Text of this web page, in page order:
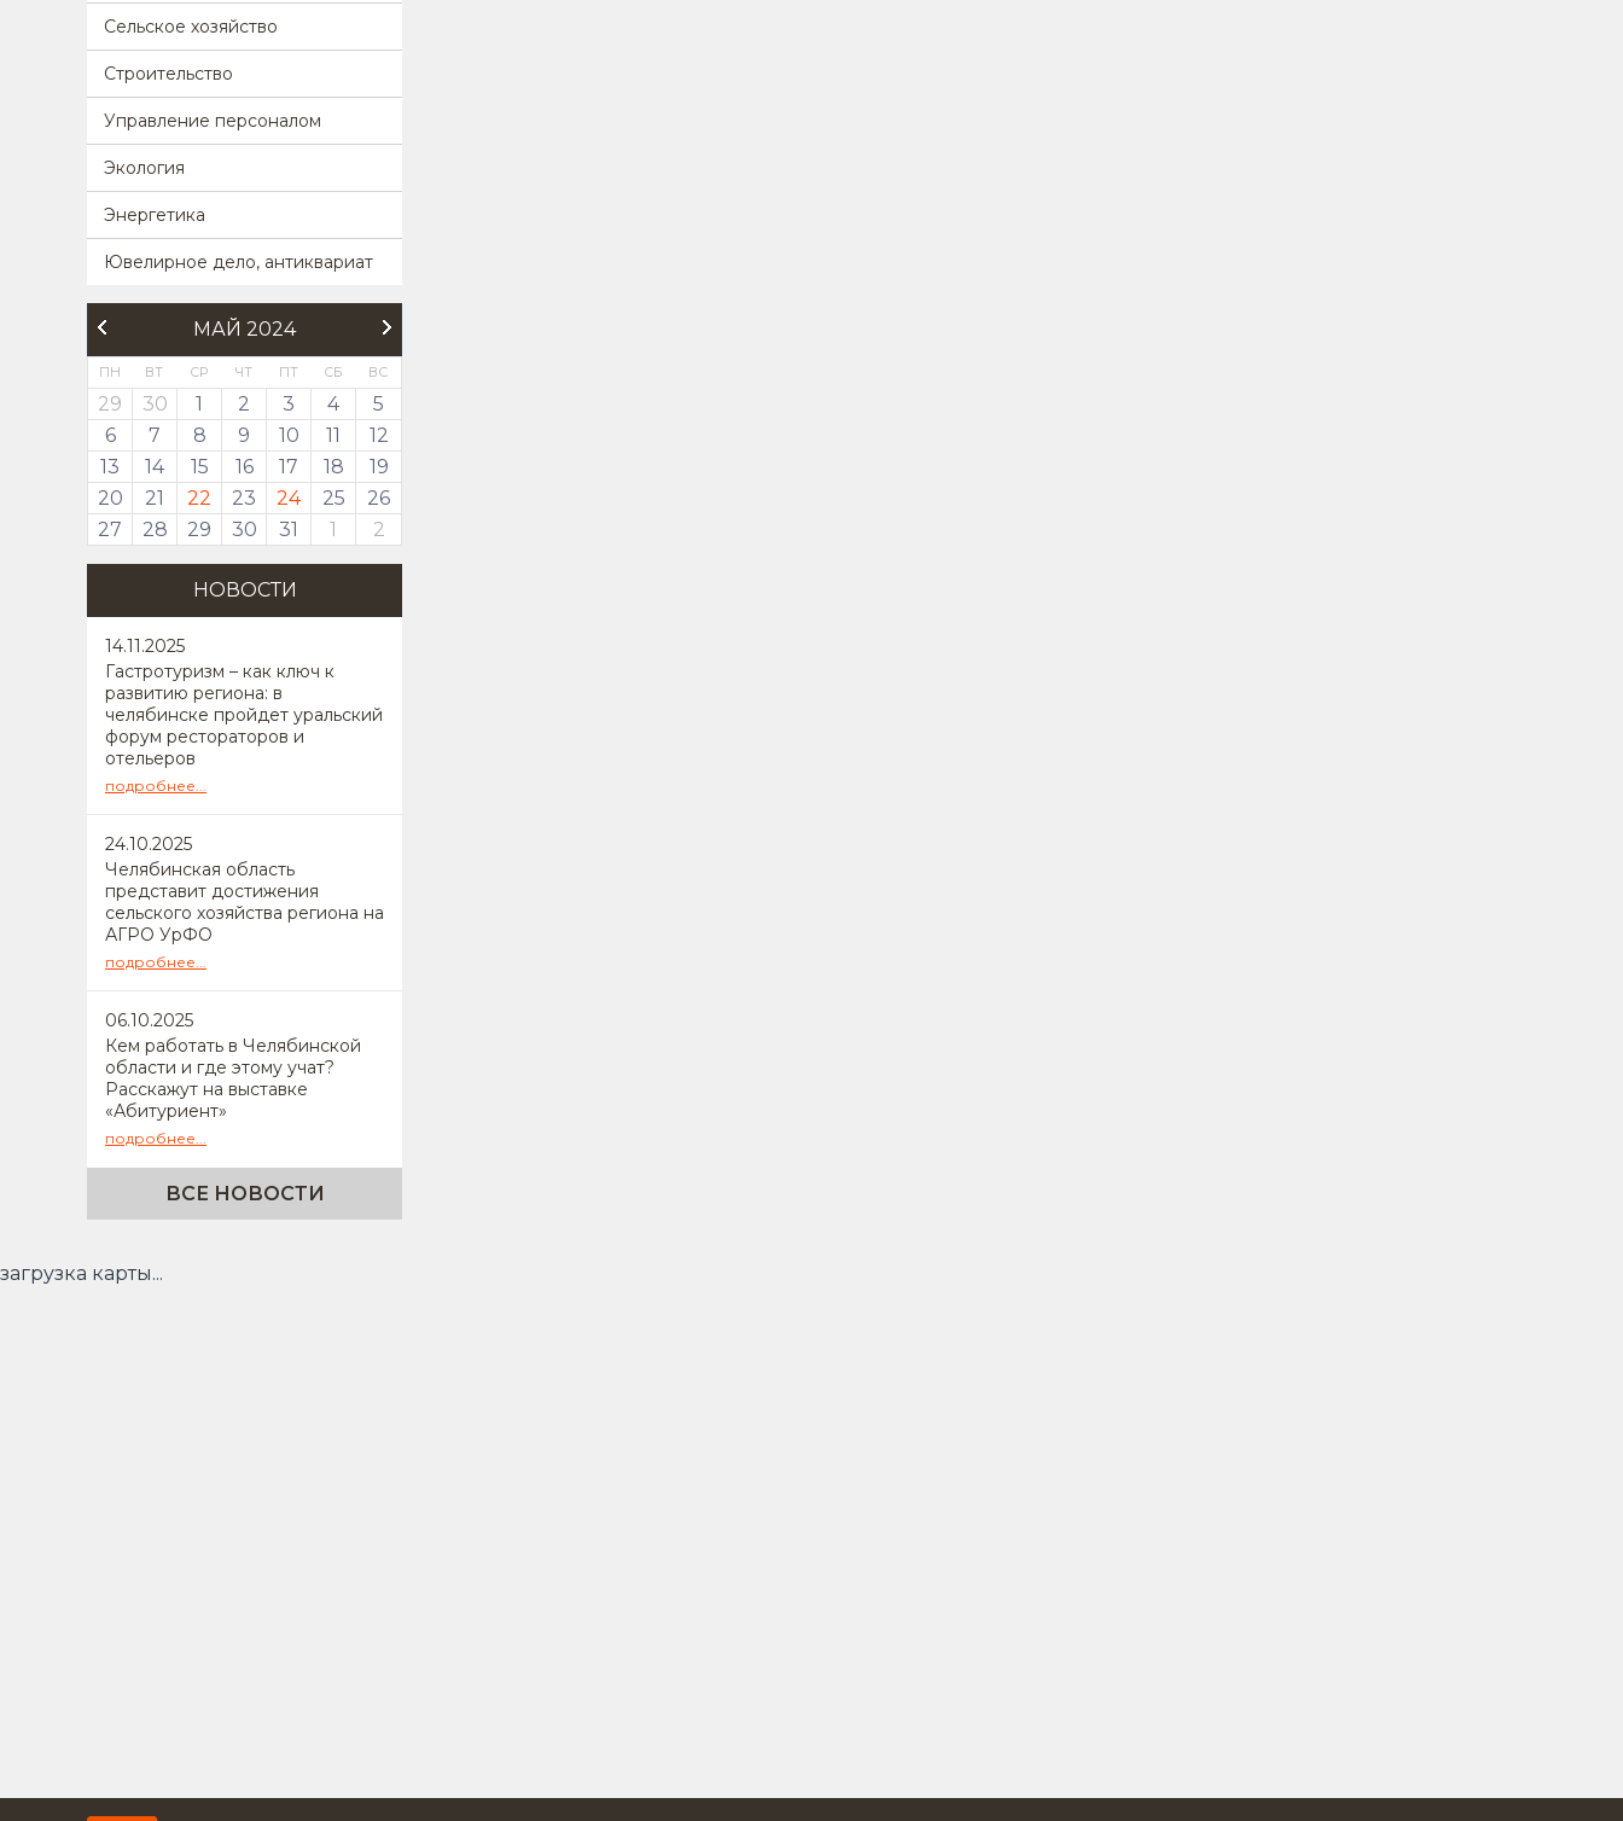
Сельское хозяйство
Строительство
Управление персоналом
Экология
Энергетика
Ювелирное дело, антиквариат
МАЙ 2024
ПН ВТ СР ЧТ ПТ СБ ВС
29 30 1 2 3 4
5
6
7 8 9 10 11
12
13
14 15 16 17 18
19
20
21 22 23 24 25
26
27
28 29 30 31 1 2
НОВОСТИ
14.11.2025
Гастротуризм – как ключ к
развитию региона: в
челябинске пройдет уральский
форум рестораторов и
отельеров
подробнее...
24.10.2025
Челябинская область
представит достижения
сельского хозяйства региона на
АГРО УрФО
подробнее...
06.10.2025
Кем работать в Челябинской
области и где этому учат?
Расскажут на выставке
«Абитуриент»
подробнее...
ВСЕ НОВОСТИ
загрузка карты...